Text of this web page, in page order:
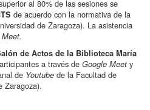
al 80% de las sesiones se
de acuerdo con la normativa de la
de Zaragoza). La asistencia
de Actos de la Biblioteca María
a través de Google Meet y
de Youtube de la Facultad de
Zaragoza).